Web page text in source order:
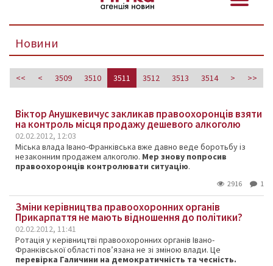
Новини
<< < 3509 3510 3511 3512 3513 3514 > >>
Віктор Анушкевичус закликав правоохоронців взяти
на контроль місця продажу дешевого алкоголю
02.02.2012, 12:03
Міська влада Івано-Франківська вже давно веде боротьбу із
незаконним продажем алкоголю. Мер знову попросив
правоохоронців контролювати ситуацію.
2916 1
Зміни керівництва правоохоронних органів
Прикарпаття не мають відношення до політики?
02.02.2012, 11:41
Ротація у керівництві правоохоронних органів Івано-
Франківської області пов’язана не зі зміною влади. Це
перевірка Галичини на демократичність та чесність.